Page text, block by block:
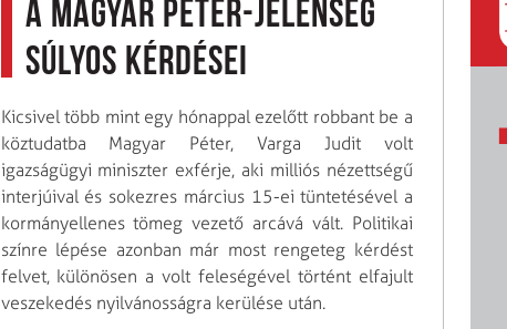
A Magyar Péter-jelenség
súlyos kérdései
Kicsivel több mint egy hónappal ezelőtt robbant be a
köztudatba Magyar Péter, Varga Judit volt
igazságügyi miniszter exférje, aki milliós nézettségű
interjúival és sokezres március 15-ei tüntetésével a
kormányellenes tömeg vezető arcává vált. Politikai
színre lépése azonban már most rengeteg kérdést
felvet, különösen a volt feleségével történt elfajult
veszekedés nyilvánosságra kerülése után.